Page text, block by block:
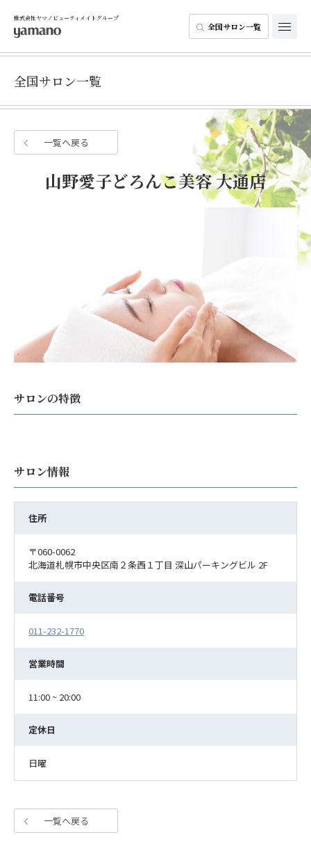
株式会社ヤマノビューティメイトグループ
全国サロン一覧
全国サロン一覧
一覧へ戻る
山野愛子どろんこ美容 大通店
サロンの特徴
サロン情報
住所
〒060-0062
北海道札幌市中央区南２条西１丁目 深山パーキングビル 2F
電話番号
011-232-1770
営業時間
11:00 ~ 20:00
定休日
日曜
一覧へ戻る